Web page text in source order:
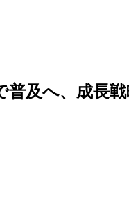
普及へ、成長